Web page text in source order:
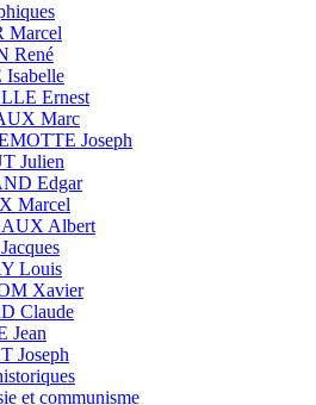
Marcel
René
Ernest
Marc
Joseph
Julien
Edgar
Marcel
Albert
Louis
Xavier
Claude
Jean
Joseph
et communisme